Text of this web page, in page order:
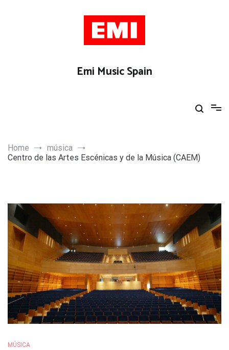
Emi Music Spain
Home
música
Centro de las Artes Escénicas y de la Música (CAEM)
MÚSICA